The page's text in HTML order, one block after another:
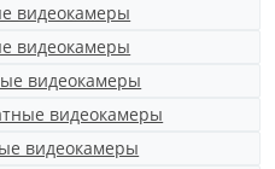
видеокамеры
видеокамеры
видеокамеры
видеокамеры
видеокамеры